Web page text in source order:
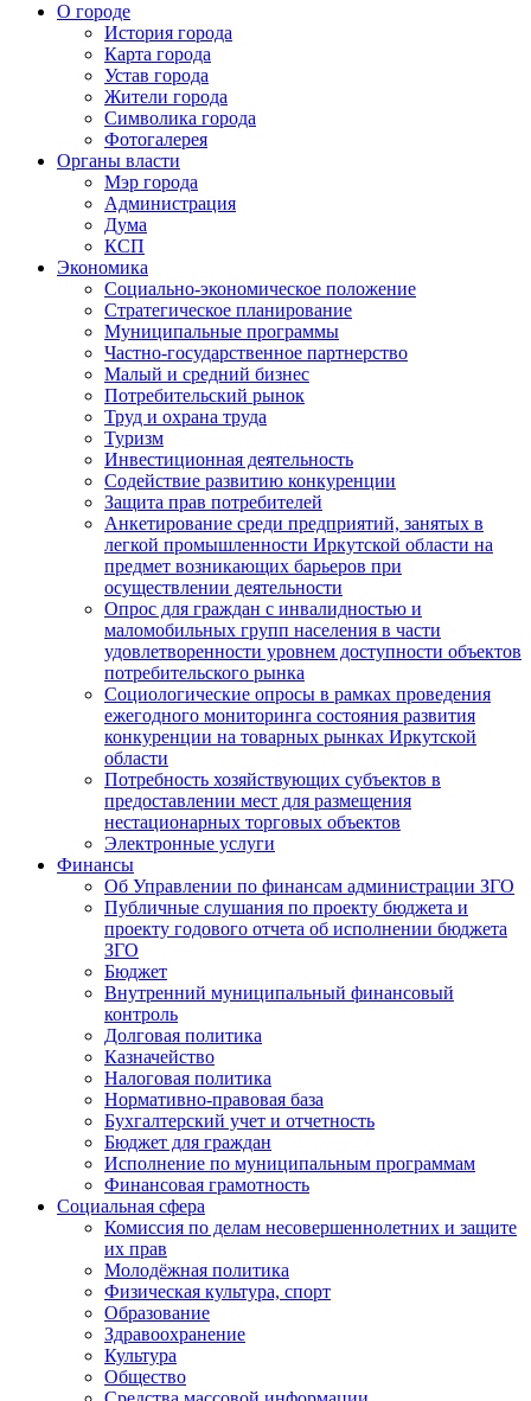
О городе
История города
Карта города
Устав города
Жители города
Символика города
Фотогалерея
Органы власти
Мэр города
Администрация
Дума
КСП
Экономика
Социально-экономическое положение
Стратегическое планирование
Муниципальные программы
Частно-государственное партнерство
Малый и средний бизнес
Потребительский рынок
Труд и охрана труда
Туризм
Инвестиционная деятельность
Содействие развитию конкуренции
Защита прав потребителей
Анкетирование среди предприятий, занятых в
легкой промышленности Иркутской области на
предмет возникающих барьеров при
осуществлении деятельности
Опрос для граждан с инвалидностью и
маломобильных групп населения в части
удовлетворенности уровнем доступности объектов
потребительского рынка
Социологические опросы в рамках проведения
ежегодного мониторинга состояния развития
конкуренции на товарных рынках Иркутской
области
Потребность хозяйствующих субъектов в
предоставлении мест для размещения
нестационарных торговых объектов
Электронные услуги
Финансы
Об Управлении по финансам администрации ЗГО
Публичные слушания по проекту бюджета и
проекту годового отчета об исполнении бюджета
ЗГО
Бюджет
Внутренний муниципальный финансовый
контроль
Долговая политика
Казначейство
Налоговая политика
Нормативно-правовая база
Бухгалтерский учет и отчетность
Бюджет для граждан
Исполнение по муниципальным программам
Финансовая грамотность
Социальная сфера
Комиссия по делам несовершеннолетних и защите
их прав
Молодёжная политика
Физическая культура, спорт
Образование
Здравоохранение
Культура
Общество